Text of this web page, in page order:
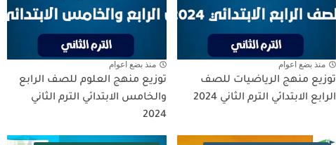
منذ بضع اعوام
توزيع منهج الرياضيات للصف
الرابع الابتدائي الترم الثاني 2024
منذ بضع اعوام
توزيع منهج العلوم للصف الرابع
والخامس الابتدائي الترم الثاني
2024